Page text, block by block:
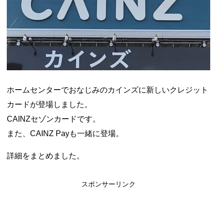
法
2026年8月1日
Vポイントpay利用で最大10%還元！8/31まで
2026年8月1日
V NEOBANK改悪！還元率1.25%に、チャージ系対象外へ！11
月から 2026年8月1日
ドットマネーが再開！8/12から。でも未完了のポイント有効期
限が8月末まで？ 2026年7月31日
【2026年夏】dポイント交換キャンペーンが見逃せない！最大
15%増量のチャンス。8/1~31あたりまで
ホームセンターでおなじみのカインズに新しいクレジット
カードが登場しました。
CAINZセゾンカードです。
また、CAINZ Payも一緒に登場。
詳細をまとめました。
スポンサーリンク